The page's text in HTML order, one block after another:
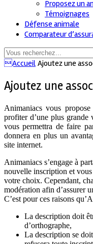
Proposez un
Témoignages
Défense animale
Comparateur
Accueil Ajoutez une
Ajoutez une
Animaniacs vous
profiter d’une plus
vous permettra de faire
donnera en plus un
site internet.
Animaniacs s’engage à
nouvelle inscription et
votre choix. Cependant,
modération afin d’assurer
C’est pour ces raisons
La description doit
d’orthographe,
La description se